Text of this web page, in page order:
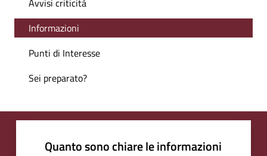
Informazioni
Punti di Interesse
Sei preparato?
Quanto sono chiare le informazioni